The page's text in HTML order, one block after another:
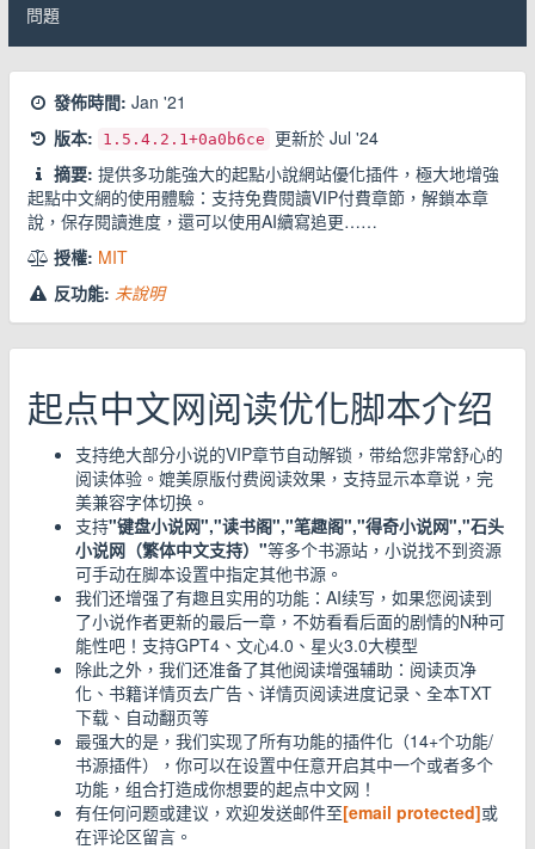
問題
發佈時間: Jan '21
版本:
1.5.4.2.1+0a0b6ce 更新於 Jul '24
摘要: 提供多功能強大的起點小說網站優化插件，極大地增強
起點中文網的使用體驗：支持免費閱讀VIP付費章節，解鎖本章
說，保存閱讀進度，還可以使用AI續寫追更……
授權: MIT
反功能: 未說明
起点中文网阅读优化脚本介绍
支持绝大部分小说的VIP章节自动解锁，带给您非常舒心的
阅读体验。媲美原版付费阅读效果，支持显示本章说，完
美兼容字体切换。
支持"键盘小说网","读书阁","笔趣阁","得奇小说网","石头
小说网（繁体中文支持）"等多个书源站，小说找不到资源
可手动在脚本设置中指定其他书源。
我们还增强了有趣且实用的功能：AI续写，如果您阅读到
了小说作者更新的最后一章，不妨看看后面的剧情的N种可
能性吧！支持GPT4、文心4.0、星火3.0大模型
除此之外，我们还准备了其他阅读增强辅助：阅读页净
化、书籍详情页去广告、详情页阅读进度记录、全本TXT
下载、自动翻页等
最强大的是，我们实现了所有功能的插件化（14+个功能/
书源插件），你可以在设置中任意开启其中一个或者多个
功能，组合打造成你想要的起点中文网！
有任何问题或建议，欢迎发送邮件至[email protected]或
在评论区留言。